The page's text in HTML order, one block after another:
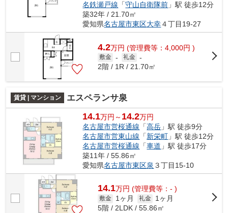
名鉄瀬戸線 「守山自衛隊前 」駅 徒歩12分
築32年 / 21.70㎡
愛知県名古屋市東区大幸４丁目19-27
4.2万円 (管理費等：4,000円 )
敷金 - 礼金 -
2階 / 1R / 21.70㎡
賃貸 | マンション エスペランサ泉
14.1万円～ 14.2万円
名古屋市営桜通線 「高岳 」駅 徒歩9分
名古屋市営東山線 「新栄町 」駅 徒歩12分
名古屋市営桜通線 「車道 」駅 徒歩17分
築11年 / 55.86㎡
愛知県名古屋市東区泉 ３丁目15-10
14.1万円 (管理費等：- )
敷金 1ヶ月 礼金
1ヶ月
5階 / 2LDK / 55.86㎡